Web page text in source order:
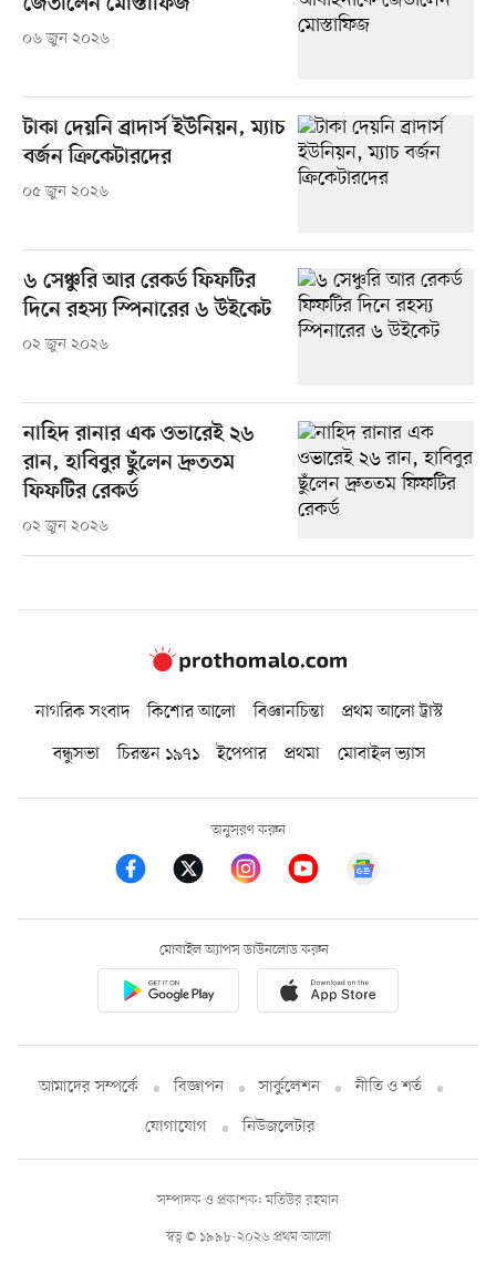
০৬ জুন ২০২৬
টাকা দেয়নি ব্রাদার্স ইউনিয়ন, ম্যাচ
বর্জন ক্রিকেটারদের
০৫ জুন ২০২৬
৬ সেঞ্চুরি আর রেকর্ড ফিফটির
দিনে রহস্য স্পিনারের ৬ উইকেট
০২ জুন ২০২৬
নাহিদ রানার এক ওভারেই ২৬
রান, হাবিবুর ছুঁলেন দ্রুততম
ফিফটির রেকর্ড
০২ জুন ২০২৬
নাগরিক সংবাদ কিশোর আলো বিজ্ঞানচিন্তা
প্রথম আলো ট্রাস্ট
বন্ধুসভা
চিরন্তন ১৯৭১ ইপেপার প্রথমা মোবাইল ভ্যাস
অনুসরণ করুন
মোবাইল অ্যাপস ডাউনলোড করুন
আমাদের সম্পর্কে বিজ্ঞাপন সার্কুলেশন
নীতি ও শর্ত
যোগাযোগ
নিউজলেটার
স্বত্ব © ১৯৯৮-২০২৬ প্রথম আলো
সম্পাদক ও প্রকাশক: মতিউর রহমান